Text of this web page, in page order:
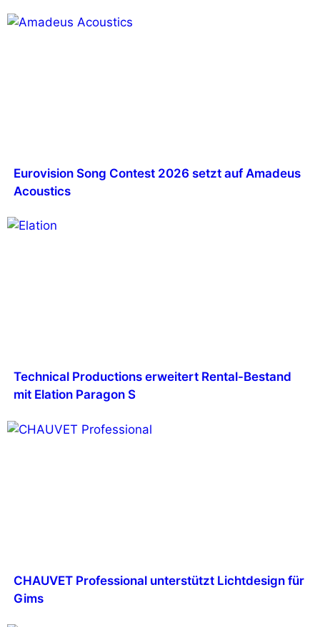
Eurovision Song Contest 2026 setzt auf Amadeus
Acoustics
Technical Productions erweitert Rental-Bestand
mit Elation Paragon S
CHAUVET Professional unterstützt Lichtdesign für
Gims